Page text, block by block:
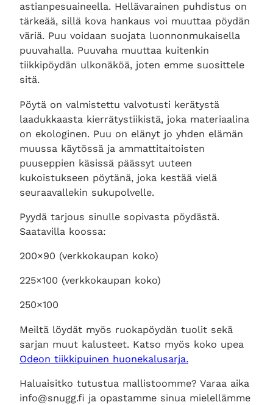
astianpesuaineella. Hellävarainen puhdistus on
tärkeää, sillä kova hankaus voi muuttaa pöydän
väriä. Puu voidaan suojata luonnonmukaisella
puuvahalla. Puuvaha muuttaa kuitenkin
tiikkipöydän ulkonäköä, joten emme suosittele
sitä.
Pöytä on valmistettu valvotusti kerätystä
laadukkaasta kierrätystiikistä, joka materiaalina
on ekologinen. Puu on elänyt jo yhden elämän
muussa käytössä ja ammattitaitoisten
puuseppien käsissä päässyt uuteen
kukoistukseen pöytänä, joka kestää vielä
seuraavallekin sukupolvelle.
Pyydä tarjous sinulle sopivasta pöydästä.
Saatavilla koossa:
200×90 (verkkokaupan koko)
225×100 (verkkokaupan koko)
250×100
Meiltä löydät myös ruokapöydän tuolit sekä
sarjan muut kalusteet. Katso myös koko upea
Odeon tiikkipuinen huonekalusarja.
Haluaisitko tutustua mallistoomme? Varaa aika
info@snugg.fi ja opastamme sinua mielellämme